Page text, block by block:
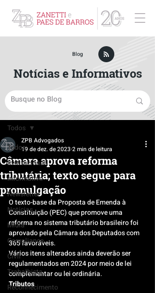
Post
Todos
Institucional
Informativo
Newsletter
Notícias
Mídia
Compliance
Civil
Trabalhista
Reconhecimento
Todos
Câmara aprova reforma
tributária; texto segue para
promulgação
ZPB Advogados
19 de dez. de 2023 2 min de leitura
O texto-base da Proposta de Emenda à
Constituição (PEC) que promove uma
reforma no sistema tributário brasileiro foi
aprovado pela Câmara dos Deputados com
365 favoráveis.
Vários itens alterados ainda deverão ser
regulamentados em 2024 por meio de lei
complementar ou lei ordinária.
Tributos
Blog
Notícias e Informativos